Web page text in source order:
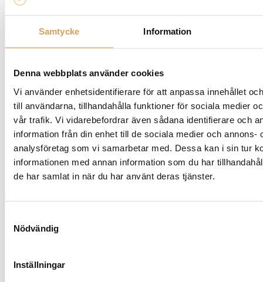
Samtycke Information
Denna webbplats använder cookies
Vi använder enhetsidentifierare för att anpassa innehållet
till användarna, tillhandahålla funktioner för sociala medier
vår trafik. Vi vidarebefordrar även sådana identifierare och
information från din enhet till de sociala medier och annons-
analysföretag som vi samarbetar med. Dessa kan i sin tur
informationen med annan information som du har
de har samlat in när du har använt deras tjänster.
Nödvändig
Inställningar
Cambridge Audio Alva Duo
Riaa-steg
4 490,00kr/st. Mer info »Den